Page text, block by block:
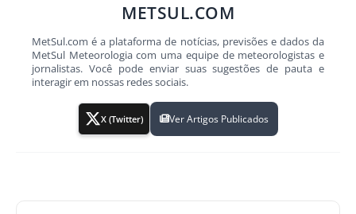
METSUL.COM
MetSul.com é a plataforma de notícias, previsões e dados da
MetSul Meteorologia com uma equipe de meteorologistas e
jornalistas. Você pode enviar suas sugestões de pauta e
interagir em nossas redes sociais.
X (Twitter) Ver Artigos Publicados